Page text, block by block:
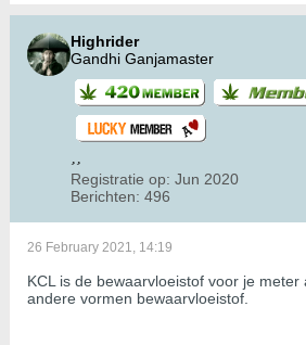
Highrider
Gandhi Ganjamaster
Registratie op: Jun 2020
Berichten: 496
26 February 2021, 14:19
KCL is de bewaarvloeistof voor je
andere vormen bewaarvloeistof.